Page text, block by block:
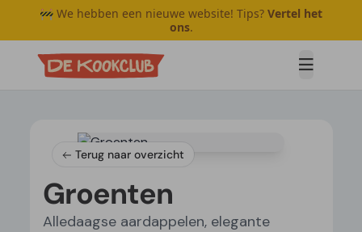
🚧 We hebben een nieuwe website! Tips? Vertel het
ons.
Open
Terug naar overzicht
Groenten
Alledaagse aardappelen, elegante